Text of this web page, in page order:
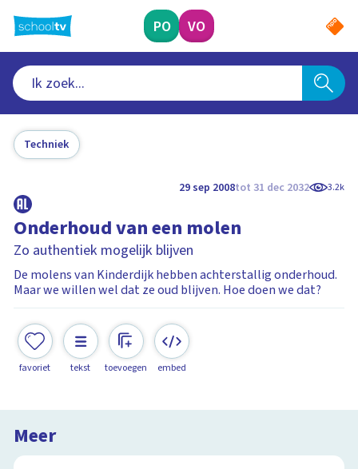
naar
hoofdinhoud
PO VO
Techniek
29 sep 2008tot 31 dec 2032 3.2k
Onderhoud van een molen
Zo authentiek mogelijk blijven
De molens van Kinderdijk hebben achterstallig onderhoud.
Maar we willen wel dat ze oud blijven. Hoe doen we dat?
favoriet tekst toevoegen embed
Meer